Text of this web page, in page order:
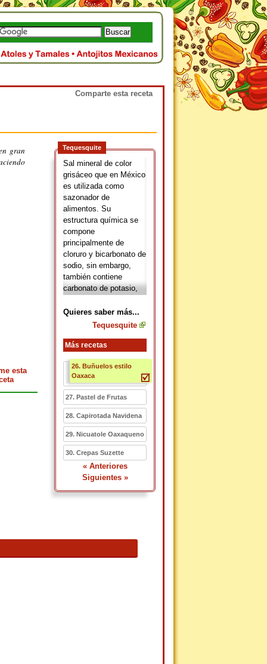
gran
Tequesquite
Sal mineral de color
grisáceo que en México
es utilizada como
sazonador de
alimentos. Su
estructura química se
compone
principalmente de
cloruro y bicarbonato de
sodio, sin embargo,
también contiene
carbonato de potasio,
arcilla.
Quieres saber más...
Tequesquite
Más recetas
26. Buñuelos estilo
Oaxaca
27. Pastel de Frutas
28. Capirotada Navidena
29. Nicuatole Oaxaqueno
30. Crepas Suzette
« Anteriores
Siguientes »
esta
Comparte esta receta